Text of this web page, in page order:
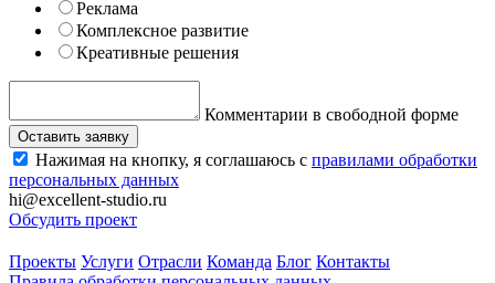
Реклама
Комплексное развитие
Креативные решения
Комментарии в свободной форме
Оставить заявку
Нажимая на кнопку, я соглашаюсь с правилами обработки
персональных данных
hi@excellent-studio.ru
Обсудить проект
Проекты Услуги Отрасли Команда Блог Контакты